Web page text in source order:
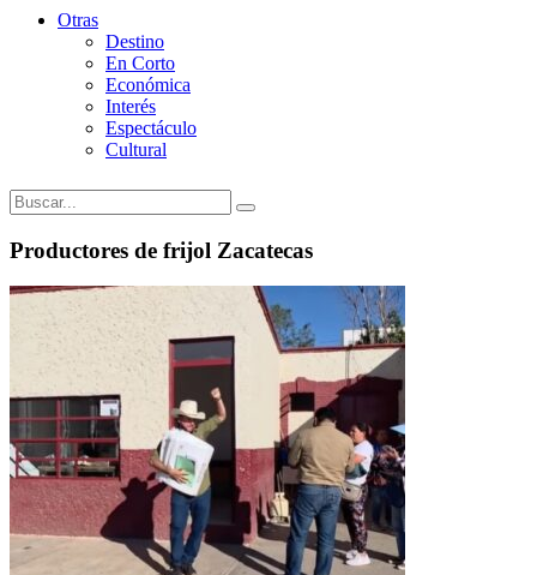
Otras
Destino
En Corto
Económica
Interés
Espectáculo
Cultural
Productores de frijol Zacatecas